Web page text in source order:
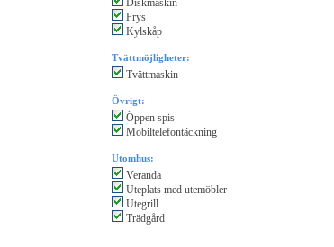
Diskmaskin
Frys
Kylskåp
Tvättmöjligheter:
Tvättmaskin
Övrigt:
Öppen spis
Mobiltelefontäckning
Utomhus:
Veranda
Uteplats med utemöbler
Utegrill
Trädgård